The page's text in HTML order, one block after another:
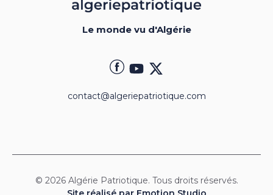
Le monde vu d'Algérie
contact@algeriepatriotique.com
© 2026 Algérie Patriotique. Tous droits réservés.